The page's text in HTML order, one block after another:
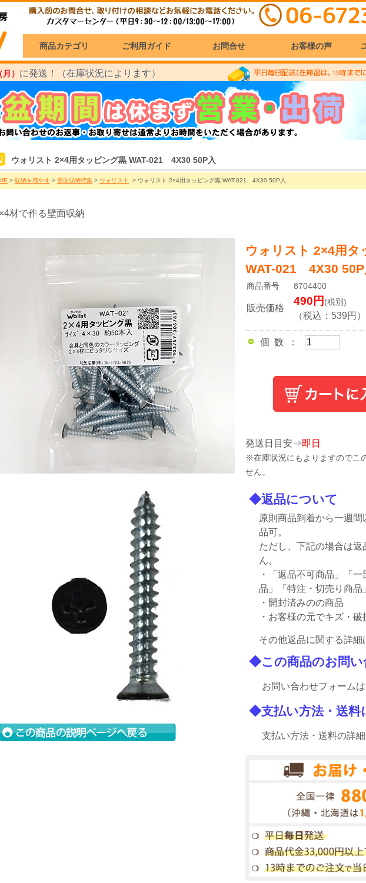
商品カテゴリ ご利用ガイド お問合せ お客様の声
） に発送！（在庫状況によります）
ウォリスト 2×4用タッピング黒 WAT-021 4X30 50P入
> 収納を増やす > 壁面収納特集 > ウォリスト > ウォリスト 2×4用タッピング黒 WAT-021 4X30 50P入
材で作る壁面収納
ウォリスト 2×4用タ
WAT-021 4X30 50P
商品番号 8704400
販売価格
490 円 (税別)
（税込： 539 円）
個 数 ：
発送日目安⇒即日
※在庫状況にもよりますのでこ
せん。
◆返品について
原則商品到着から一週間
品可。
ただし、下記の場合は返
ん。
・「返品不可商品」「
品」「特注・切売り商品
・開封済みのの商品
・お客様の元でキズ・
その他返品に関する詳細
◆この商品のお問い
お問い合わせフォーム
◆支払い方法・送料
支払い方法・送料の詳